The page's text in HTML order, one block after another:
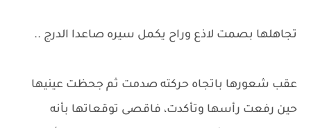
تجاهلها بصمت لاذع وراح يكمل سيره صاعدا الدرج ..
عقب شعورها باتجاه حركته صدمت ثم جحظت عينيها
حين رفعت رأسها وتأكدت، فاقصى توقعاتها بأنه